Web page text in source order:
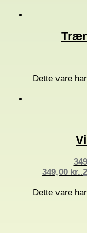
Dette vare
349,00 kr..
Dette vare